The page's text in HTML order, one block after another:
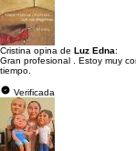
Cristina opina de Luz Edna:
Gran profesional . Estoy muy
tiempo.
Verificada